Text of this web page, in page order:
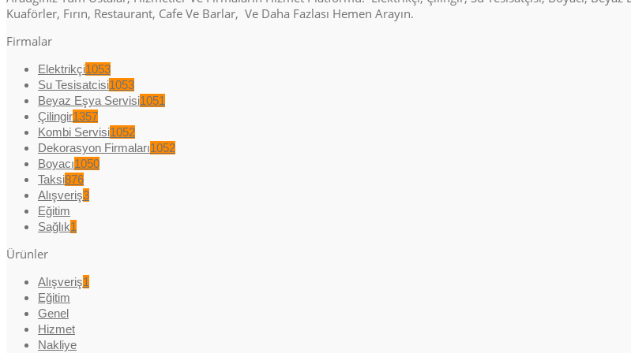
Kuaförler, Fırın, Restaurant, Cafe Ve Barlar, Ve Daha Fazlası Hemen Arayın.
Firmalar
Elektrikçi1053
Su Tesisatcisi1053
Beyaz Eşya Servisi1051
Çilingir1357
Kombi Servisi1052
Dekorasyon Firmaları1052
Boyacı1050
Taksi876
Alışveriş3
Eğitim
Sağlık1
Ürünler
Alışveriş1
Eğitim
Genel
Hizmet
Nakliye